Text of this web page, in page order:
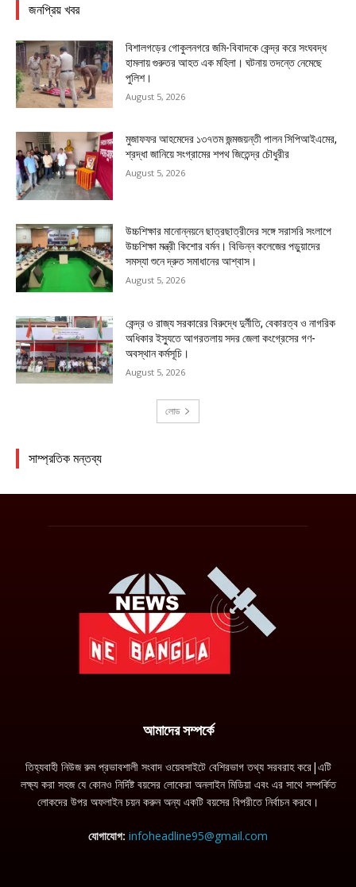
আমাদের সম্পর্কে
তিহ্যবাহী নিউজ রুম প্রভাবশালী সংবাদ ওয়েবসাইটে বেশিরভাগ তথ্য সরবরাহ করে|এটি
লক্ষ্য করা সহজ যে কোনও নির্দিষ্ট বয়সের লোকেরা অনলাইন মিডিয়া এবং এর সাথে সম্পর্কিত
লোকদের উপর অফলাইন চয়ন করুন অন্য একটি বয়সের বিপরীতে নির্বাচন করবে।
যোগাযোগ: infoheadline95@gmail.com